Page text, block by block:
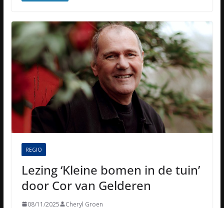
REGIO
Lezing ‘Kleine bomen in de tuin’
door Cor van Gelderen
08/11/2025 Cheryl Groen